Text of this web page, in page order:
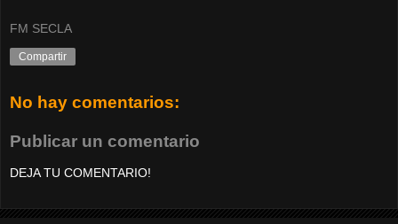
FM SECLA
Compartir
No hay comentarios:
Publicar un comentario
DEJA TU COMENTARIO!